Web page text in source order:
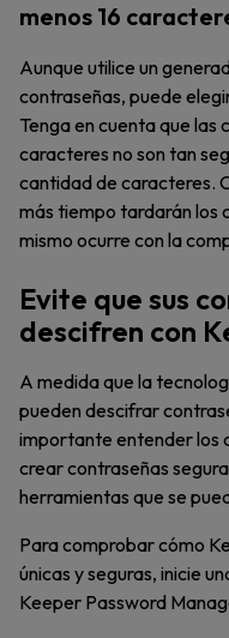
menos 16
Aunque utilice un
contraseñas, puede
Tenga en cuenta que las
caracteres no son tan
cantidad de caracteres.
más tiempo tardarán los
mismo ocurre con la
Evite que sus
descifren con
A medida que la
pueden descifrar
importante entender los
crear contraseñas
herramientas que se
Para comprobar cómo
únicas y seguras, inicie
Keeper Password